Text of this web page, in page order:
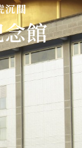
念館